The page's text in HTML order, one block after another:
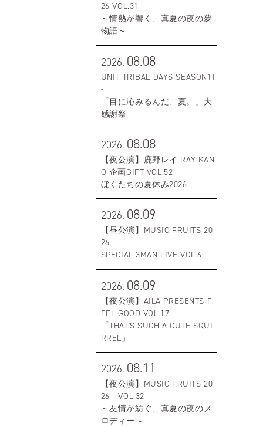
26 VOL.31
～情熱が響く、真夏の夜の夢
物語～
2026. 08.08
UNIT TRIBAL DAYS-SEASON11
-
「目に沁みるんだ、夏。」大
感謝祭
2026. 08.08
【夜公演】鹿野レイ-RAY KAN
O-企画GIFT VOL.52
ぼくたちの夏休み2026
2026. 08.09
【昼公演】MUSIC FRUITS 20
26
SPECIAL 3MAN LIVE VOL.6
2026. 08.09
【夜公演】AILA PRESENTS F
EEL GOOD VOL.17
「THAT'S SUCH A CUTE SQUI
RREL」
2026. 08.11
【夜公演】MUSIC FRUITS 20
26 VOL.32
～友情が紡ぐ、真夏の夜のメ
ロディー～